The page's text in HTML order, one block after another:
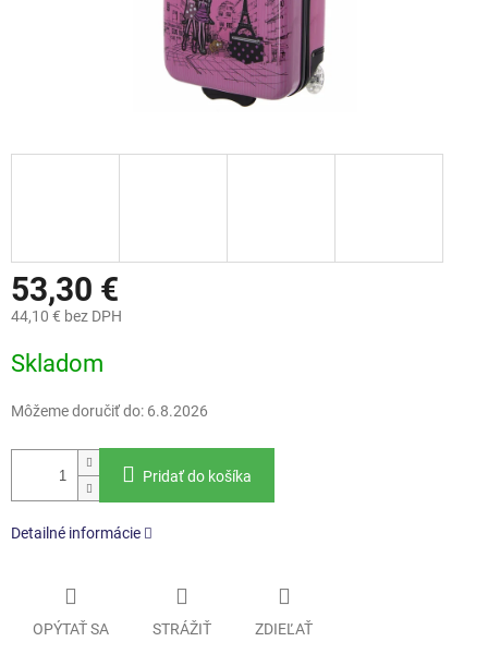
53,30 €
44,10 € bez DPH
cena:
Skladom
Môžeme doručiť do: 6.8.2026
Pridať do košíka
Detailné informácie
OPÝTAŤ SA STRÁŽIŤ ZDIEĽAŤ